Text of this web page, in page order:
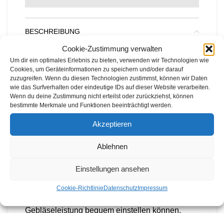
Cookie-Zustimmung verwalten
Um dir ein optimales Erlebnis zu bieten, verwenden wir Technologien wie
Cookies, um Geräteinformationen zu speichern und/oder darauf
zuzugreifen. Wenn du diesen Technologien zustimmst, können wir Daten
wie das Surfverhalten oder eindeutige IDs auf dieser Website verarbeiten.
Wenn du deine Zustimmung nicht erteilst oder zurückziehst, können
bestimmte Merkmale und Funktionen beeinträchtigt werden.
Akzeptieren
Ablehnen
Einstellungen ansehen
Cookie-RichtlinieDatenschutzImpressum
BESCHREIBUNG
Das Husqvarna 325iB ist ein leichtes und leises
Akkublasgerät, das sich ideal für vielfältige
Anwendungen im Garten eignet. Mit einer
Blaskraft von 11 N und einem Gewicht von nur
2,5 kg (ohne Akku) bietet dieses Gerät eine
beeindruckende Leistung und
Benutzerfreundlichkeit.
Die Bedienung des Husqvarna 325iB ist äußerst
Tastendruck starten und stoppen. Die Tempomat-
Funktion ermöglicht ein angenehmes und
Gebläseleistung bequem einstellen können.